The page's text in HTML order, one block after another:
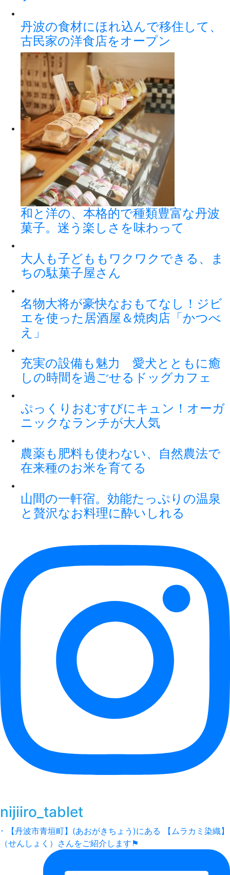
丹波の食材にほれ込んで移住して、
古民家の洋食店をオープン
和と洋の、本格的で種類豊富な丹波
菓子。迷う楽しさを味わって
大人も子どももワクワクできる、ま
ちの駄菓子屋さん
名物大将が豪快なおもてなし！ジビ
エを使った居酒屋＆焼肉店「かつべ
え」
充実の設備も魅力 愛犬とともに癒
しの時間を過ごせるドッグカフェ
ぷっくりおむすびにキュン！オーガ
ニックなランチが大人気
農薬も肥料も使わない、自然農法で
在来種のお米を育てる
山間の一軒宿。効能たっぷりの温泉
と贅沢なお料理に酔いしれる
nijiiro_tablet
･ 【丹波市青垣町】(あおがきちょう)にある 【ムラカミ染織】
（せんしょく）さんをご紹介します⚑